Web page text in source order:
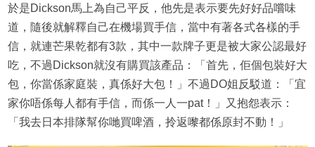
於是Dickson馬上為自己平反，他先是表示要先好好品嚐味
道，隨後就解釋自己在機場買手信，當中有著各式各樣的手
信，就連芒果乾都有3款，其中一款牌子更是被大家公認最好
吃，不過Dickson就沒有購買該產品：「首先，佢個包裝好大
包，你當係家庭裝，真係好大包！」不過DO姐反駁道：「宜
家你唔係每人都有手信，而係一人一pat！」又抱怨表示：
「我去日本排隊幫你哋買啤酒，拎返嚟都係原封不動！」